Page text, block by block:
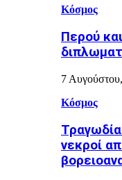
Κόσμος
Περού
7
Κόσμος
νεκροί